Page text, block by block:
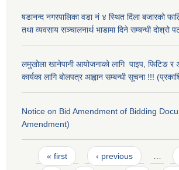
षडानन्द नगरपालिका वडा नं ४ स्थित दिंला बजारको
तथा व्यवसाय सञ्चालनार्थ भाडामा दिने सम्बन्धी
लमुखोला खानेपानी आयोजनाको लागि पाइप, फिटिङ र
कार्यका लागि बोलपत्र आह्वान सम्बन्धी सूचना !!!
Notice on Bid Amendment of Bidding
Amendment)
Pages
« first ‹ previous